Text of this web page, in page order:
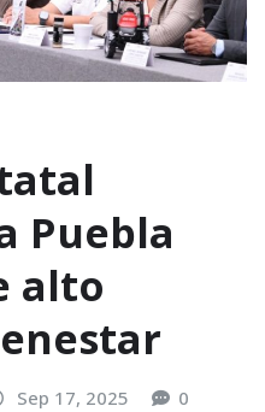
Puebla
alto
Sep 17, 2025 0